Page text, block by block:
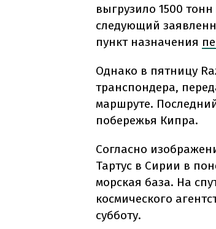
выгрузило 1500
следующий
пункт назначения
Однако в пятницу
транспондера,
маршруте.
побережья Кипра.
Согласно
Тартус в Сирии в
морская база. На
космического
субботу.